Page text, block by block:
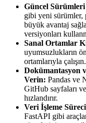
Güncel
gibi yeni sürümler,
büyük avantaj
versiyonları
Sanal Ortamlar
uyumsuzlukların
ortamlarıyla çalışın.
Dokümantasyon
Verin: Pandas ve
GitHub sayfaları
hızlandırır.
Veri İşleme
FastAPI gibi